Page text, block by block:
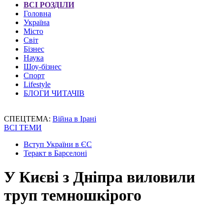
ВСІ РОЗДІЛИ
Головна
Україна
Місто
Світ
Бізнес
Наука
Шоу-бізнес
Спорт
Lifestyle
БЛОГИ ЧИТАЧІВ
СПЕЦТЕМА: Війна в Ірані
ВСІ ТЕМИ
Вступ України в ЄС
Теракт в Барселоні
У Києві з Дніпра виловили
труп темношкірого